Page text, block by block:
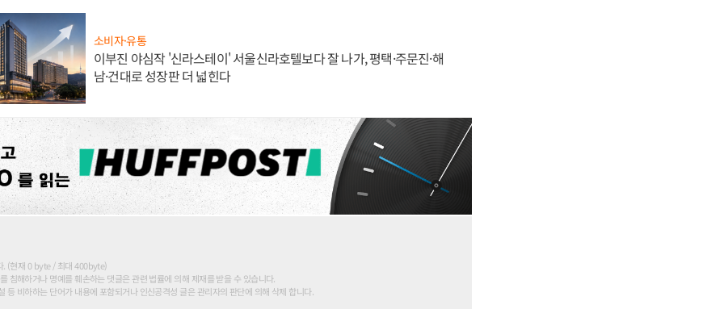
소비자·유통
이부진 야심작 '신라스테이' 서울신라호텔보다 잘 나가, 평택·주문진·해
남·건대로 성장판 더 넓힌다
. (현재 0 byte / 최대 400byte)
침해하거나 명예를 훼손하는 댓글은 관련 법률에 의해 제재를 받을 수 있습니다.
등 비하하는 단어가 내용에 포함되거나 인신공격성 글은 관리자의 판단에 의해 삭제 합니다.